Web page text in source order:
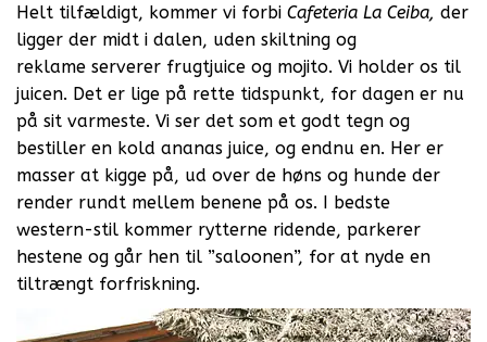
Helt tilfældigt, kommer vi forbi Cafeteria La Ceiba, der
ligger der midt i dalen, uden skiltning og
reklame serverer frugtjuice og mojito. Vi holder os til
juicen. Det er lige på rette tidspunkt, for dagen er nu
på sit varmeste. Vi ser det som et godt tegn og
bestiller en kold ananas juice, og endnu en. Her er
masser at kigge på, ud over de høns og hunde der
render rundt mellem benene på os. I bedste
western-stil kommer rytterne ridende, parkerer
hestene og går hen til ”saloonen”, for at nyde en
tiltrængt forfriskning.